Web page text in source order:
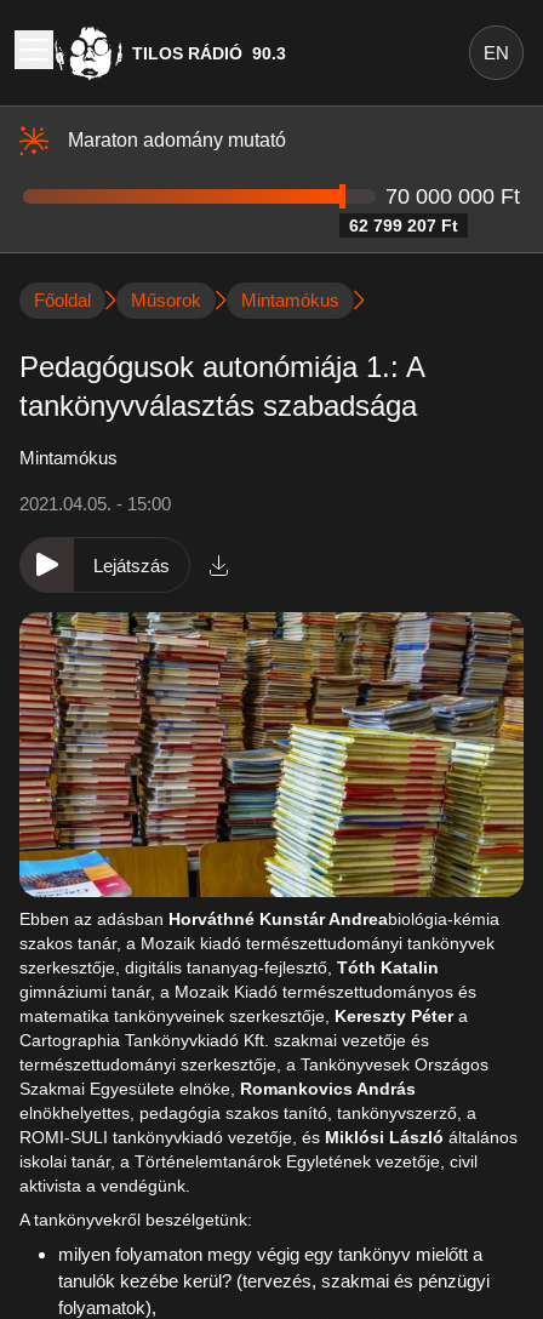
TILOS RÁDIÓ 90.3 EN
Maraton adomány mutató
62 799 207 Ft
70 000 000 Ft
Főoldal Műsorok Mintamókus
Pedagógusok autonómiája 1.: A
tankönyvválasztás szabadsága
Mintamókus
2021.04.05. - 15:00
Lejátszás
Ebben az adásban Horváthné Kunstár Andreabiológia-kémia
szakos tanár, a Mozaik kiadó természettudományi tankönyvek
szerkesztője, digitális tananyag-fejlesztő, Tóth Katalin
gimnáziumi tanár, a Mozaik Kiadó természettudományos és
matematika tankönyveinek szerkesztője, Kereszty Pétera
Cartographia Tankönyvkiadó Kft. szakmai vezetője és
természettudományi szerkesztője, a Tankönyvesek Országos
Szakmai Egyesülete elnöke, Romankovics András
elnökhelyettes, pedagógia szakos tanító, tankönyvszerző, a
ROMI-SULI tankönyvkiadó vezetője, és Miklósi László általános
iskolai tanár, a Történelemtanárok Egyletének vezetője, civil
aktivista a vendégünk.
A tankönyvekről beszélgetünk:
milyen folyamaton megy végig egy tankönyv mielőtt a
tanulók kezébe kerül? (tervezés, szakmai és pénzügyi
folyamatok),